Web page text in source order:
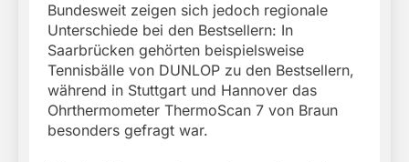
Bundesweit zeigen sich jedoch regionale
Unterschiede bei den Bestsellern: In
Saarbrücken gehörten beispielsweise
Tennisbälle von DUNLOP zu den Bestsellern,
während in Stuttgart und Hannover das
Ohrthermometer ThermoScan 7 von Braun
besonders gefragt war.